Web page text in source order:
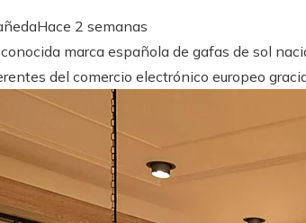
Hace 2 semanas
marca española de gafas de sol
del comercio electrónico europeo